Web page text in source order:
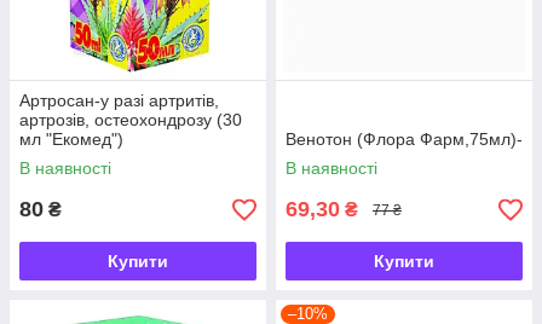
Артросан-у разі артритів,
артрозів, остеохондрозу (30
мл "Екомед")
В наявності
80 ₴
Купити
Венотон (Флора Фарм,75мл)-
В наявності
69,30 ₴ 77 ₴
Купити
–10%